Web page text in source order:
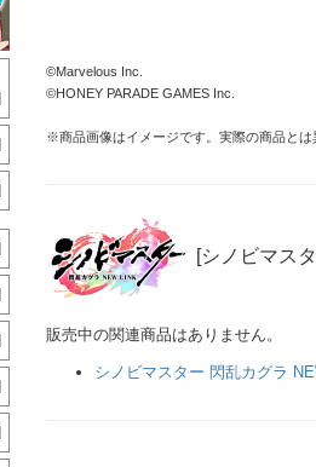
©Marvelous Inc.
©HONEY PARADE GAMES Inc.
※商品画像はイメージです。実際の商品と
[シノビマス
販売中の関連商品はありません。
シノビマスター 閃乱カグラ